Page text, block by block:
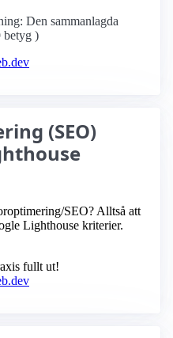
Den sammanlagda
betyg )
(SEO)
SEO? Alltså att
Lighthouse kriterier.
fullt ut!